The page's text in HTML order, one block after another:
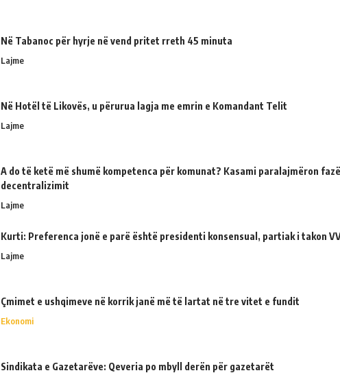
Në Tabanoc për hyrje në vend pritet rreth 45 minuta
Lajme
Në Hotël të Likovës, u përurua lagja me emrin e Komandant Telit
Lajme
A do të ketë më shumë kompetenca për komunat? Kasami paralajmëron
decentralizimit
Lajme
Kurti: Preferenca jonë e parë është presidenti konsensual, partiak i takon
Lajme
Çmimet e ushqimeve në korrik janë më të lartat në tre vitet e fundit
Ekonomi
Sindikata e Gazetarëve: Qeveria po mbyll derën për gazetarët